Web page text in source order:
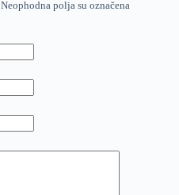
Neophodna polja su označena